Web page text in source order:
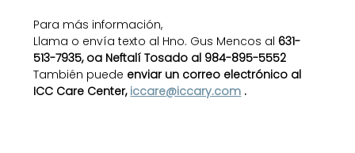
Para más información,
Llama o envía texto al Hno. Gus Mencos al 631-
513-7935, oa Neftalí Tosado al 984-895-5552
También puede enviar un correo electrónico al
ICC Care Center, iccare@iccary.com .